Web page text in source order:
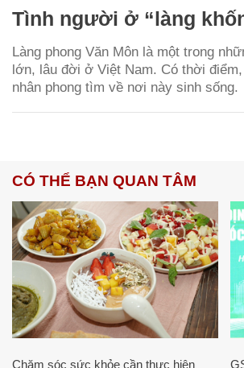
Tình người ở “làng
Làng phong Văn Môn là một trong
lớn, lâu đời ở Việt Nam. Có thời
nhân phong tìm về nơi này sinh sống.
CÓ THỂ BẠN QUAN TÂM
Chăm sóc sức khỏe cần thực hiện